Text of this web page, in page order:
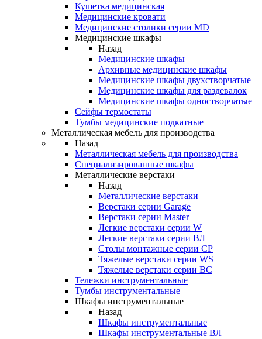
Кушетка медицинская
Медицинские кровати
Медицинские столики серии MD
Медицинские шкафы
Назад
Медицинские шкафы
Архивные медицинские шкафы
Медицинские шкафы двухстворчатые
Медицинские шкафы для раздевалок
Медицинские шкафы одностворчатые
Сейфы термостаты
Тумбы медицинские подкатные
Металлическая мебель для производства
Назад
Металлическая мебель для производства
Cпециализированные шкафы
Металлические верстаки
Назад
Металлические верстаки
Верстаки серии Garage
Верстаки серии Master
Легкие верстаки серии W
Легкие верстаки серии ВЛ
Столы монтажные серии СР
Тяжелые верстаки серии WS
Тяжелые верстаки серии ВС
Тележки инструментальные
Тумбы инструментальные
Шкафы инструментальные
Назад
Шкафы инструментальные
Шкафы инструментальные ВЛ